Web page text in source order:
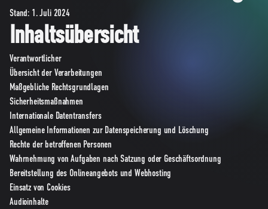
Stand: 1. Juli 2024
Inhaltsübersicht
Verantwortlicher
Übersicht der Verarbeitungen
Maßgebliche Rechtsgrundlagen
Sicherheitsmaßnahmen
Internationale Datentransfers
Allgemeine Informationen zur Datenspeicherung und Löschung
Rechte der betroffenen Personen
Wahrnehmung von Aufgaben nach Satzung oder Geschäftsordnung
Bereitstellung des Onlineangebots und Webhosting
Einsatz von Cookies
Audioinhalte